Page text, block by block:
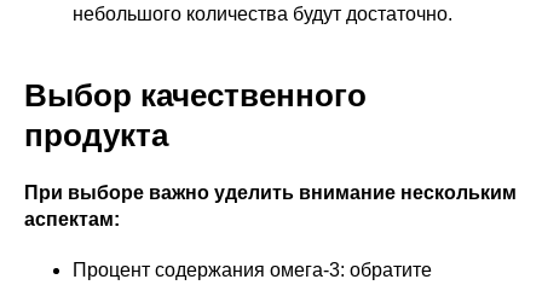
небольшого количества будут достаточно.
Выбор качественного
продукта
При выборе важно уделить внимание нескольким
аспектам:
Процент содержания омега-3: обратите